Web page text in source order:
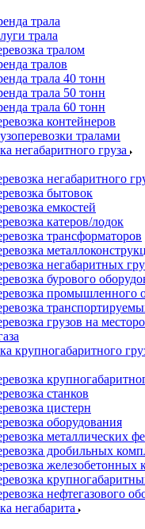
трала
трала
тралом
тралов
трала 40 тонн
трала 50 тонн
трала 60 тонн
контейнеров
тралами
негабаритного груза
негабаритного
бытовок
емкостей
катеров/лодок
трансформаторов
негабаритных
бурового
промышленного
грузов на
крупногабаритного
станков
цистерн
оборудования
металлических
дробильных
железобетонных
нефтегазового
негабарита